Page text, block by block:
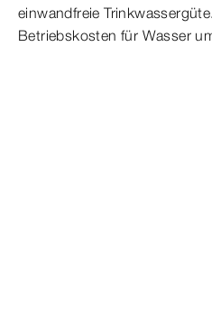
einwandfreie
Betriebskosten für Wasser